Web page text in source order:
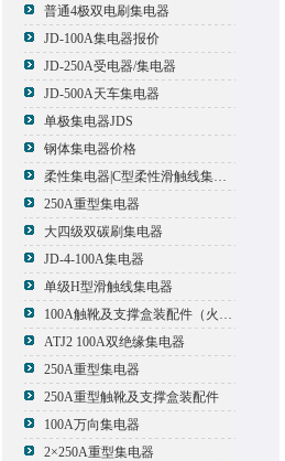
普通4极双电刷集电器
JD-100A集电器报价
JD-250A受电器/集电器
JD-500A天车集电器
单极集电器JDS
钢体集电器价格
柔性集电器|C型柔性滑触线集电器
250A重型集电器
大四级双碳刷集电器
JD-4-100A集电器
单级H型滑触线集电器
100A触靴及支撑盒装配件（火线）
ATJ2 100A双绝缘集电器
250A重型集电器
250A重型触靴及支撑盒装配件
100A万向集电器
2×250A重型集电器